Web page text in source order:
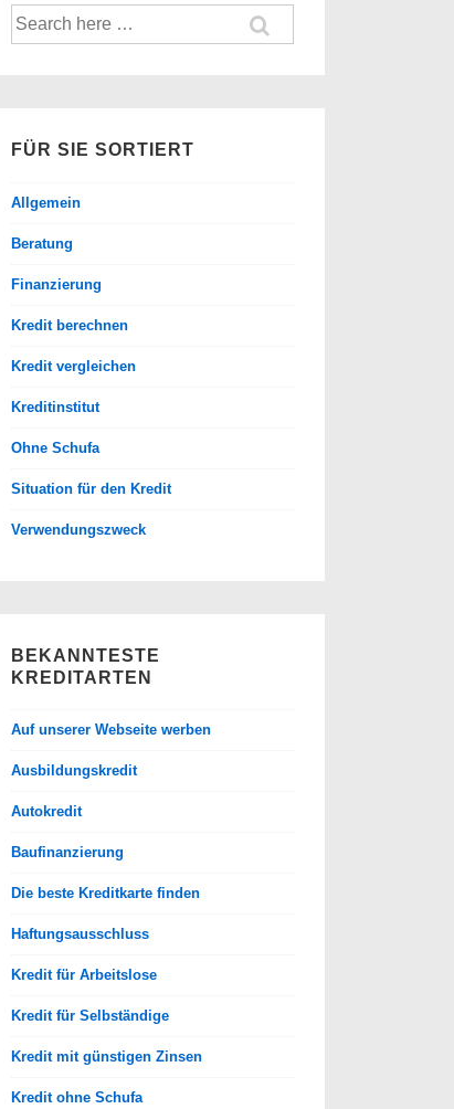
Suche
nach:
FÜR SIE SORTIERT
Allgemein
Beratung
Finanzierung
Kredit berechnen
Kredit vergleichen
Kreditinstitut
Ohne Schufa
Situation für den Kredit
Verwendungszweck
BEKANNTESTE
KREDITARTEN
Auf unserer Webseite werben
Ausbildungskredit
Autokredit
Baufinanzierung
Die beste Kreditkarte finden
Haftungsausschluss
Kredit für Arbeitslose
Kredit für Selbständige
Kredit mit günstigen Zinsen
Kredit ohne Schufa